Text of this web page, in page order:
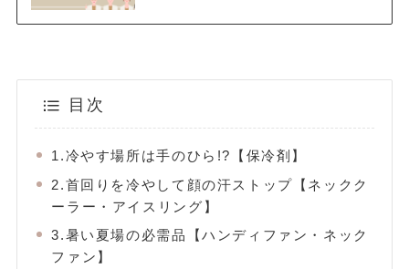
目次
1.冷やす場所は手のひら!?【保冷剤】
2.首回りを冷やして顔の汗ストップ【ネックク
ーラー・アイスリング】
3.暑い夏場の必需品【ハンディファン・ネック
ファン】